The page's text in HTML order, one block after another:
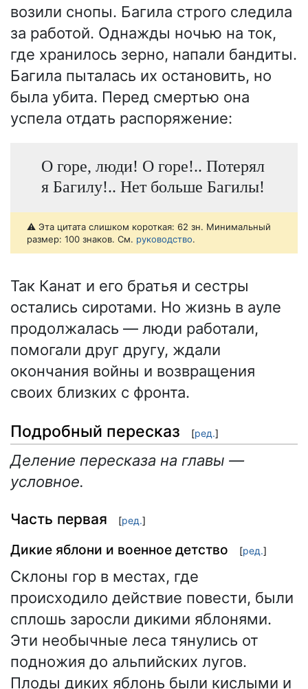
возили снопы. Багила строго следила
за работой. Однажды ночью на ток,
где хранилось зерно, напали бандиты.
Багила пыталась их остановить, но
была убита. Перед смертью она
успела отдать распоряжение:
О горе, люди! О горе!.. Потерял
я Багилу!.. Нет больше Багилы!
⚠️ Эта цитата слишком короткая: 62 зн. Минимальный
размер: 100 знаков. См. руководство.
Так Канат и его братья и сестры
остались сиротами. Но жизнь в ауле
продолжалась — люди работали,
помогали друг другу, ждали
окончания войны и возвращения
своих близких с фронта.
Подробный пересказ [ред.]
Деление пересказа на главы —
условное.
Часть первая [ред.]
Дикие яблони и военное детство [ред.]
Склоны гор в местах, где
происходило действие повести, были
сплошь заросли дикими яблонями.
Эти необычные леса тянулись от
подножия до альпийских лугов.
Плоды диких яблонь были кислыми и